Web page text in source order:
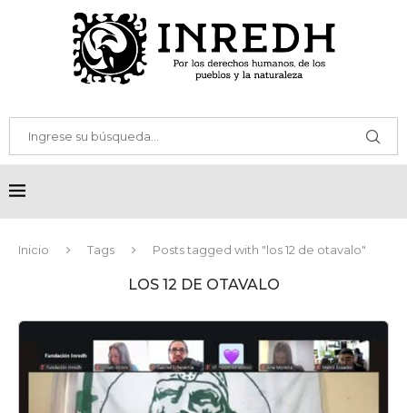
Inicio Tags Posts tagged with "los 12 de otavalo"
LOS 12 DE OTAVALO